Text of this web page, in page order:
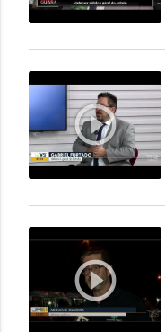
play_circle_outline
play_circle_outline